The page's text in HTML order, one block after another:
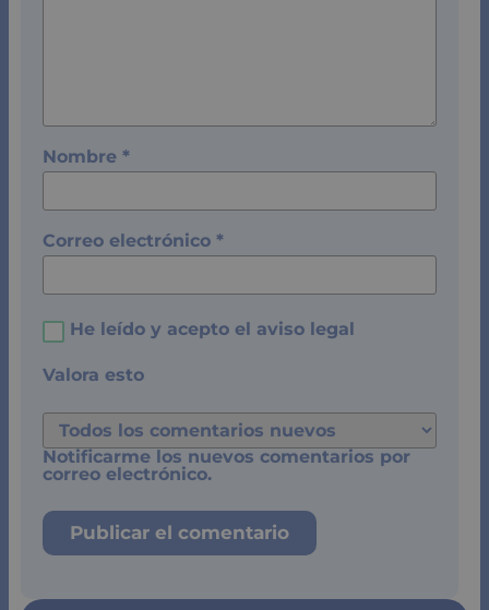
Nombre *
Correo electrónico *
He leído y acepto el aviso legal
Valora esto
Notificarme los nuevos comentarios por
correo electrónico.